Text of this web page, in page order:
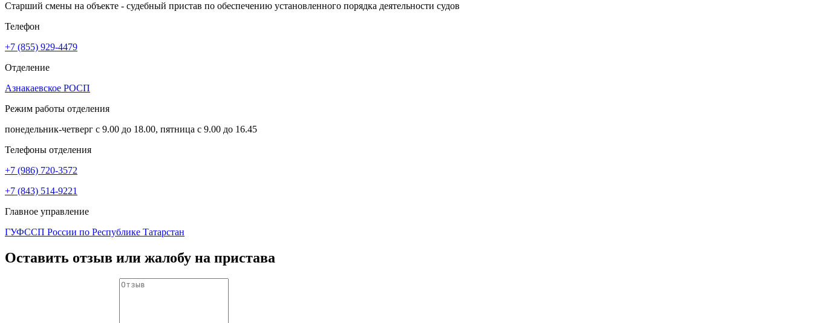
Старший смены на объекте - судебный пристав по обеспечению установленного порядка деятельности судов
Телефон
+7 (855) 929-4479
Отделение
Азнакаевское РОСП
Режим работы отделения
понедельник-четверг с 9.00 до 18.00, пятница с 9.00 до 16.45
Телефоны отделения
+7 (986) 720-3572
+7 (843) 514-9221
Главное управление
ГУФССП России по Республике Татарстан
Оставить отзыв или жалобу на пристава